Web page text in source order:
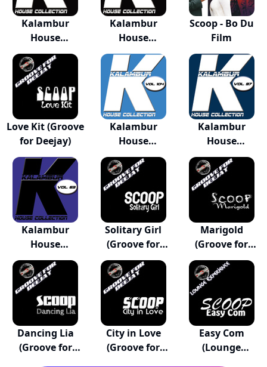
Kalambur
House
Collection, Vo...
Kalambur
House
Collection, Vo...
Scoop - Bo Du
Film
Love Kit (Groove
for Deejay)
Kalambur
House
Collection, Vo...
Kalambur
House
Collection Vol...
Kalambur
House
Collection Vol...
Solitary Girl
(Groove for
Dee...
Marigold
(Groove for
Deejay)
Dancing Lia
(Groove for
City in Love
(Groove for
Easy Com
(Lounge